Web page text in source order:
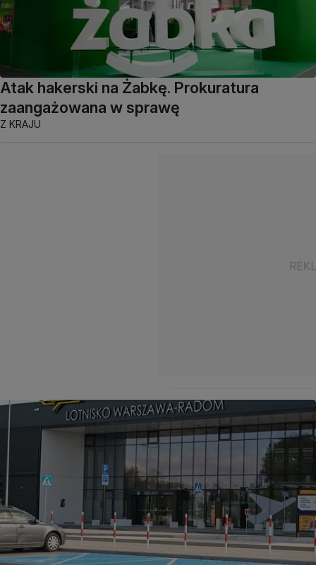
Atak hakerski na Żabkę. Prokuratura
zaangażowana w sprawę
Z KRAJU